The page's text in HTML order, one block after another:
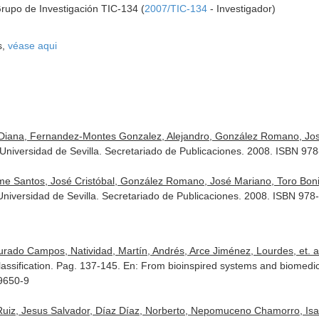
de Investigación TIC-134 (2007/TIC-134 - Investigador)
véase aqui
Fernandez-Montes Gonzalez, Alejandro, González Romano,
de Sevilla. Secretariado de Publicaciones. 2008. ISBN
Santos, José Cristóbal, González Romano, José Mariano, Toro
de Sevilla. Secretariado de Publicaciones. 2008. ISBN
Campos, Natividad, Martín, Andrés, Arce Jiménez, Lourdes, et.
Pag. 137-145. En: From bioinspired systems and
9
Jesus Salvador, Díaz Díaz, Norberto, Nepomuceno Chamorro,